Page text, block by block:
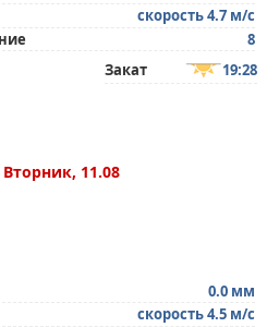
скорость 4.7 м/с
8
Закат 19:28
Вторник, 11.08
0.0 мм
скорость 4.5 м/с